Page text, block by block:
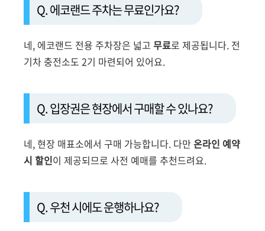
Q. 에코랜드 주차는 무료인가요?
네, 에코랜드 전용 주차장은 넓고 무료로 제공됩니다. 전
기차 충전소도 2기 마련되어 있어요.
Q. 입장권은 현장에서 구매할 수 있나요?
네, 현장 매표소에서 구매 가능합니다. 다만 온라인 예약
시 할인이 제공되므로 사전 예매를 추천드려요.
Q. 우천 시에도 운행하나요?